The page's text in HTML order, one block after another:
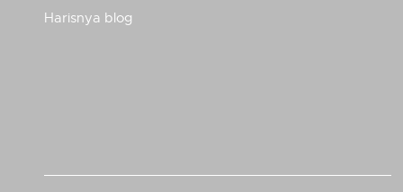
Harisnya blog